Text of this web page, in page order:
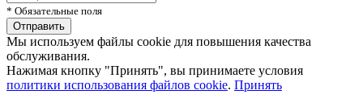
* Обязательные поля
Мы используем файлы cookie для повышения качества
обслуживания.
Нажимая кнопку "Принять", вы принимаете условия
политики использования файлов cookie. Принять